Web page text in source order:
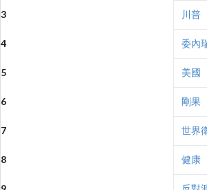
3 川普
4 委內
5 美國
6 剛果
7 世界
8 健康